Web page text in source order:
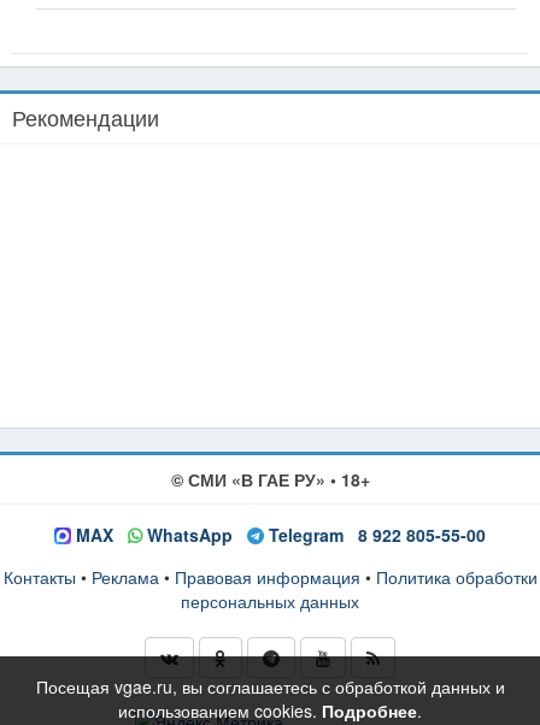
Рекомендации
© СМИ «В ГАЕ РУ» • 18+
MAX WhatsApp Telegram 8 922 805-55-00
Контакты • Реклама• Правовая информация • Политика обработки
персональных данных
Посещая vgae.ru, вы соглашаетесь с обработкой данных и
использованием cookies. Подробнее.